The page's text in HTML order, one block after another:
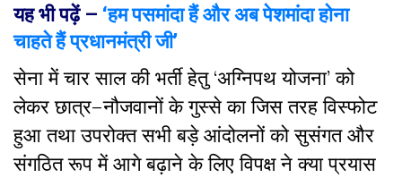
यह भी पढ़ें – ‘हम पसमांदा हैं और अब पेशमांदा होना
चाहते हैं प्रधानमंत्री जी’
सेना में चार साल की भर्ती हेतु‘अग्निपथ योजना’को
लेकर छात्र–नौजवानों के गुस्से का जिस तरह विस्फोट
हुआ तथा उपरोक्त सभी बड़े आंदोलनों को सुसंगत और
संगठित रूप में आगे बढ़ाने के लिए विपक्ष ने क्या प्रयास